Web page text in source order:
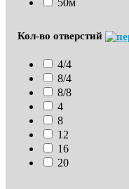
Кол-во отверстий
4/4
8/4
8/8
4
8
12
16
20